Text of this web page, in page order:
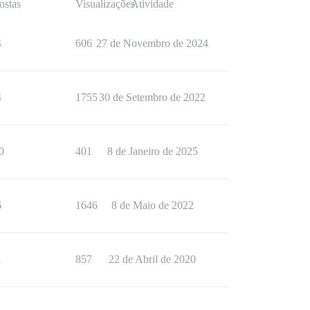
VisualizaçõesAtividade
606 27 de Novembro de 2024
175530 de Setembro de 2022
401 8 de Janeiro de 2025
1646 8 de Maio de 2022
857 22 de Abril de 2020